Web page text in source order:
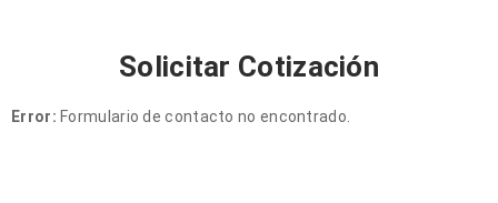
Solicitar Cotización
Error: Formulario de contacto no encontrado.